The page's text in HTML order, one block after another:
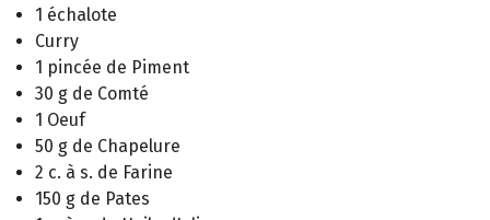
1 échalote
Curry
1 pincée de Piment
30 g de Comté
1 Oeuf
50 g de Chapelure
2 c. à s. de Farine
150 g de Pates